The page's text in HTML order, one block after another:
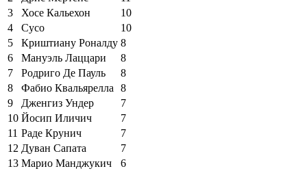
3
Хосе Кальехон
10
4
Сусо
10
5
Криштиану Роналду 8
6
Мануэль Лаццари
8
7
Родриго Де Пауль
8
8
Фабио Квальярелла
8
9
Дженгиз Ундер
7
10 Йосип Иличич
7
11 Раде Крунич
7
12 Дуван Сапата
7
13 Марио Манджукич
6